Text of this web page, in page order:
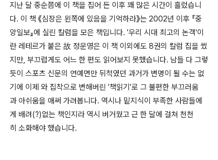
지난 달 중순쯤에 이 책을 집어 든 이후 꽤 많은 시간이 흘렀습니
다. 이 책 《심장은 왼쪽에 있음을 기억하라》는 2002년 이후 『중
앙일보』에 실린 칼럼을 모은 책입니다. '우리 시대 최고의 논객'이
란 레테르가 붙은 故 정운영은 이 책 이외에도 8권의 칼럼 집을 썼
지만, 부끄럽게도 어느 한 편도 읽어보지 못했습니다. 남들 다 그렇
듯이 스포츠 신문의 연예면만 뒤척였던 과거가 변명이 될 수는 없
기에 이제 와 집착으로 변해버린 '책읽기'로 그 불편한 부끄러움
과 아쉬움을 애써 가려봅니다. 역시나 밑지식이 부족한 사람들에
게 배려(?)없는 책인지라 역시 버거웠고 근 한 달에 걸쳐 천천
히 소화해야 했습니다.